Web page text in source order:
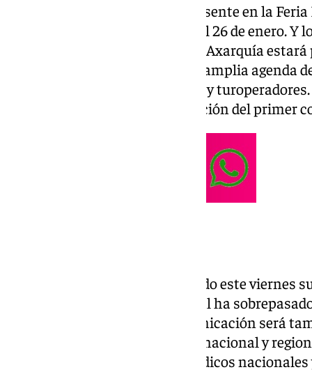
Rincón de la Victoria estará presente en la
Madrid que se celebrará del 22 al 26 de enero.
precedentes. El municipio de la Axarquía
Turismo Costa del Sol, con una amplia agenda
numerosas citas con empresas y
edición se encuentra la celebración del primer
El consistorio, que ha presentado este viernes
anunciado que la inversión total ha
promoción en medios de comunicación será
reforzando la presencia a nivel nacional y
medios de difusión, como periódicos